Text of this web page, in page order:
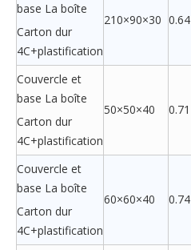
base La boîte
Carton dur
4C+plastification
210×90×30 0.64
Couvercle et
base La boîte
Carton dur
4C+plastification
50×50×40 0.71
Couvercle et
base La boîte
Carton dur
4C+plastification
60×60×40 0.74